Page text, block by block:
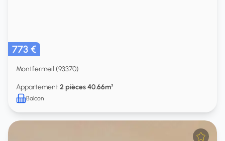
773 €
Montfermeil (93370)
Appartement2 pièces 40.66m²
Balcon